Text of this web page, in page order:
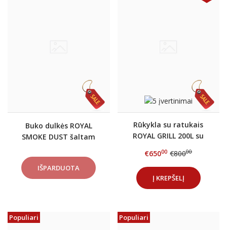
Buko dulkės ROYAL
SMOKE DUST šaltam
Rūkykla su ratukais
ROYAL GRILL 200L su
grotelėmis+DOVANOS
€65000 €80000
Į KREPŠELĮ
Populiari Populiari